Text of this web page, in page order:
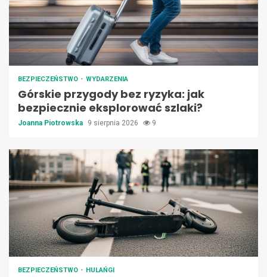
BEZPIECZEŃSTWO WYDARZENIA
Górskie przygody bez ryzyka: jak
bezpiecznie eksplorować szlaki?
Joanna Piotrowska 9 sierpnia 2026 9
BEZPIECZEŃSTWO HULAŃGI